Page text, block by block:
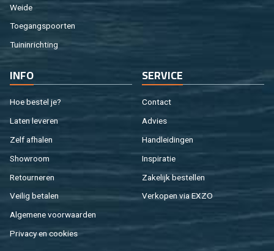
Weide
Toe­gangs­poor­ten
Tuin­in­rich­ting
INFO
Hoe be­stel je?
Laten le­ve­ren
Zelf af­ha­len
Show­room
Re­tour­ne­ren
Vei­lig be­ta­len
Al­ge­me­ne voor­waar­den
Pri­va­cy en coo­kies
SER­VI­CE
Con­tact
Ad­vies
Hand­lei­din­gen
In­spi­ra­tie
Za­ke­lijk be­stel­len
Ver­ko­pen via EXZO